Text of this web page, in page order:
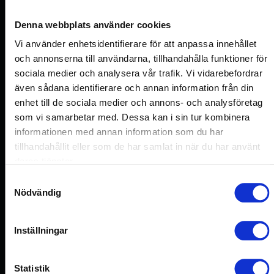
Denna webbplats använder cookies
Vi använder enhetsidentifierare för att anpassa innehållet
och annonserna till användarna, tillhandahålla funktioner för
sociala medier och analysera vår trafik. Vi vidarebefordrar
även sådana identifierare och annan information från din
enhet till de sociala medier och annons- och analysföretag
som vi samarbetar med. Dessa kan i sin tur kombinera
informationen med annan information som du har
tillhandahållit eller som de har samlat in när du har använt
Nödvändig
Inställningar
Statistik
Maximal 30 kg, inklusive Greifer-Eigengewicht
Sicherheitshinweis: Maximale Hebekapazität variiert in
Abhängigkeit von Form, Güte, Stärke und
Oberflächenbeschaffenheit der zu hebenden Last. Diese
Einflüsse können dazu führen, dass die maximale
Hebekapazität reduziert wird.
Dreifach-Gewicht der zu hebenden Last muss getestet
2,5 kg